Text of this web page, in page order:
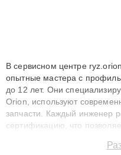
В сервисном центре
опытные мастера с
до 12 лет. Они
Orion, используют
запчасти. Каждый инженер
сертификацию, что
до 3 лет. Наши мастера